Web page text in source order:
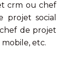
crm ou chef
projet social
de projet
etc.